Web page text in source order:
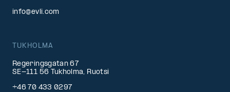
info@evli.com
TUKHOLMA
Regeringsgatan 67
SE-111 56 Tukholma, Ruotsi
+46 70 433 0297